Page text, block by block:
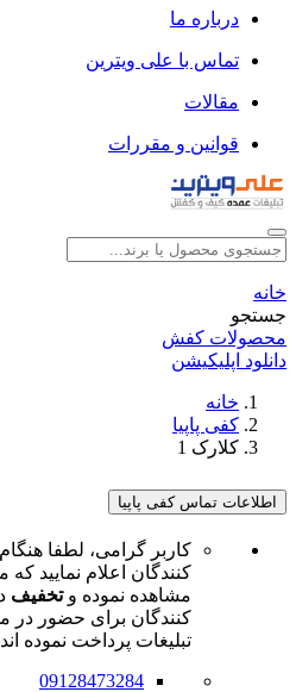
درباره ما
تماس با علی ویترین
مقالات
قوانین و مقررات
خانه
جستجو
محصولات کفش
دانلود اپلیکیشن
خانه
کفی پاپیا
کلارک 1
اطلاعات تماس کفی پاپیا
کاربر گرامی، لطفا
کنندگان اعلام نمایید
مشاهده نموده وتخفیف
کنندگان برای حضور در
تبلیغات پرداخت نموده
09128473284